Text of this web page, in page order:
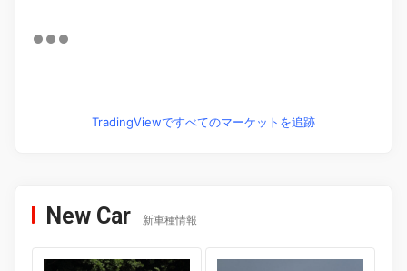
TradingViewですべてのマーケットを追跡
New Car 新車種情報